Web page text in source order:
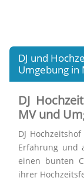
DJ und
Umgebung in
DJ
MV und
DJ
Erfahrung und
einen bunten
ihrer